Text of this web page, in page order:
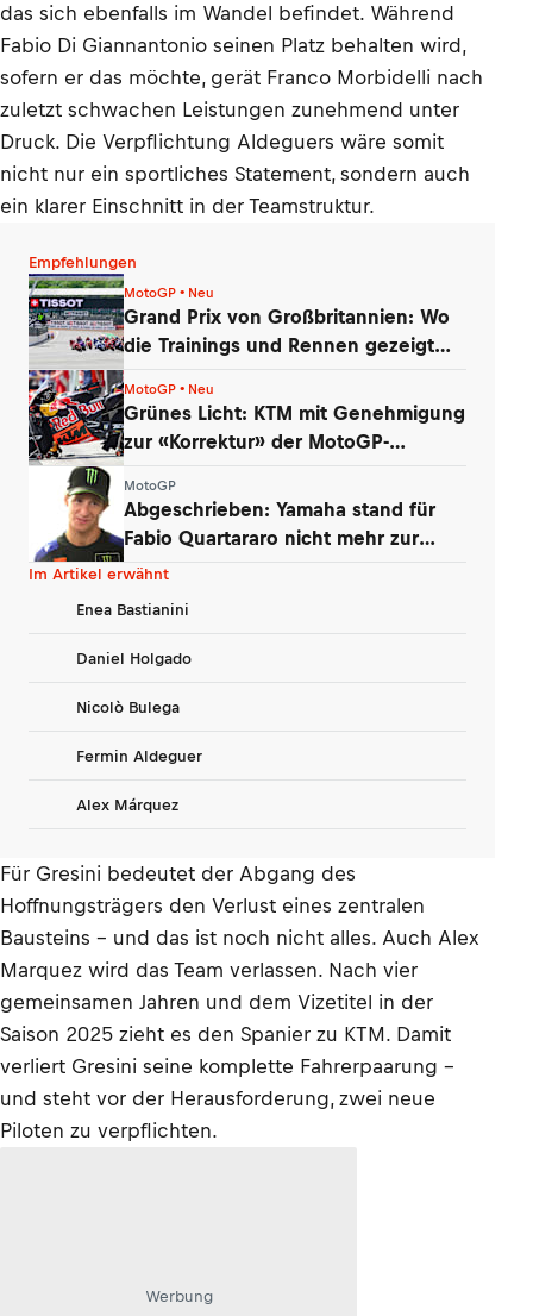
das sich ebenfalls im Wandel befindet. Während
Fabio Di Giannantonio seinen Platz behalten wird,
sofern er das möchte, gerät Franco Morbidelli nach
zuletzt schwachen Leistungen zunehmend unter
Druck. Die Verpflichtung Aldeguers wäre somit
nicht nur ein sportliches Statement, sondern auch
ein klarer Einschnitt in der Teamstruktur.
Empfehlungen
MotoGP • Neu
Grand Prix von Großbritannien: Wo
die Trainings und Rennen gezeigt
MotoGP • Neu
Grünes Licht: KTM mit Genehmigung
zur «Korrektur» der MotoGP-
MotoGP
Abgeschrieben: Yamaha stand für
Fabio Quartararo nicht mehr zur
Debatte
Im Artikel erwähnt
Enea Bastianini
Daniel Holgado
Nicolò Bulega
Fermin Aldeguer
Alex Márquez
Für Gresini bedeutet der Abgang des
Hoffnungsträgers den Verlust eines zentralen
Bausteins – und das ist noch nicht alles. Auch Alex
Marquez wird das Team verlassen. Nach vier
gemeinsamen Jahren und dem Vizetitel in der
Saison 2025 zieht es den Spanier zu KTM. Damit
verliert Gresini seine komplette Fahrerpaarung –
und steht vor der Herausforderung, zwei neue
Piloten zu verpflichten.
Werbung